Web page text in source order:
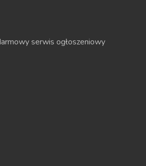
serwis ogłoszeniowy